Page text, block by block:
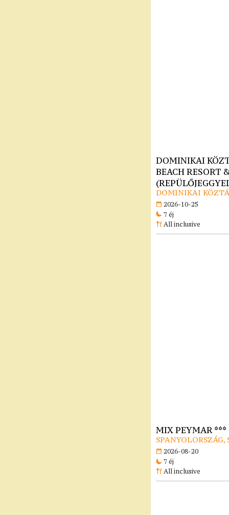
DOMINIKAI
BEACH RESORT
DOMINIKAI
2026-10-25
7 éj
All inclusive
MIX PEYMAR ***
2026-08-20
7 éj
All inclusive